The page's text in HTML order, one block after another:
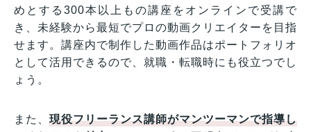
めとする300本以上もの講座をオンラインで受講で
き、未経験から最短でプロの動画クリエイターを目指
せます。講座内で制作した動画作品はポートフォリオ
として活用できるので、就職・転職時にも役立つでし
ょう。
また、現役フリーランス講師がマンツーマンで指導し